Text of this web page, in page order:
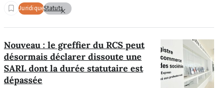
JuridiqueStatuts
Nouveau : le greffier du RCS peut
désormais déclarer dissoute une
SARL dont la durée statutaire est
dépassée